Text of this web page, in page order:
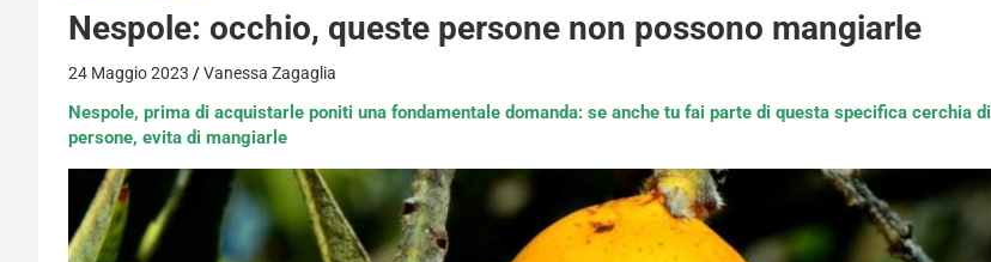
Nespole: occhio, queste persone non possono mangiarle
24 Maggio 2023 Vanessa Zagaglia
Nespole, prima di acquistarle poniti una fondamentale domanda: se anche tu fai parte di questa specifica cerchia di
persone, evita di mangiarle